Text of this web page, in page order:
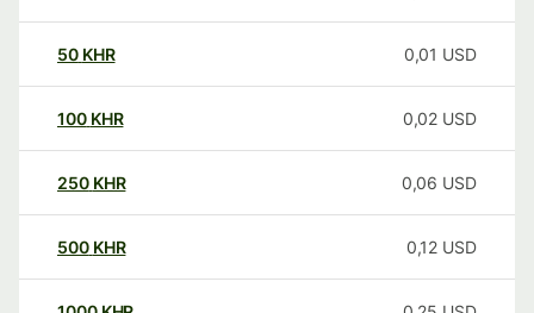
50 KHR 0,01 USD
100 KHR 0,02 USD
250 KHR 0,06 USD
500 KHR 0,12 USD